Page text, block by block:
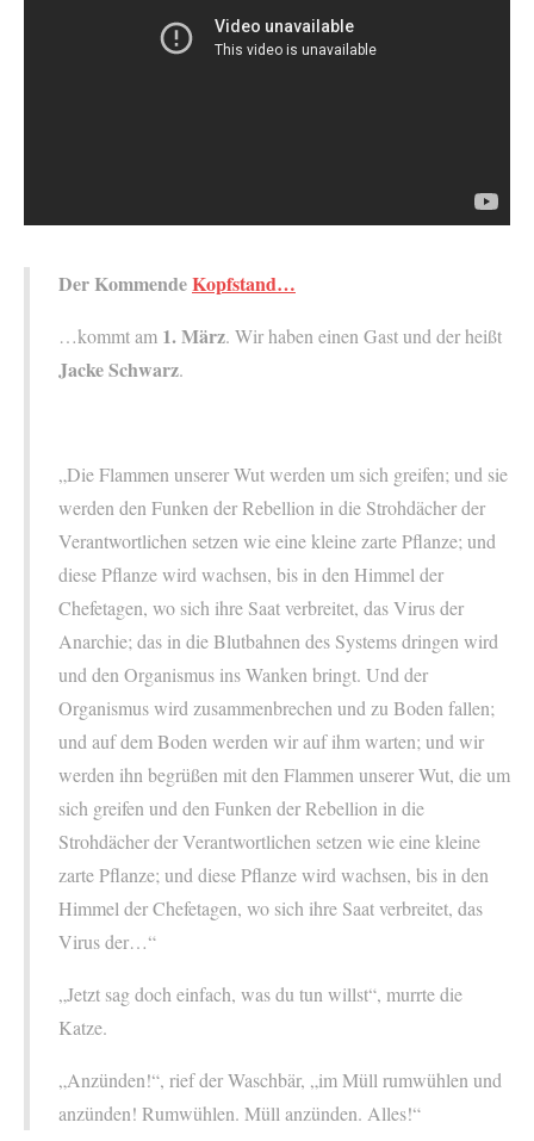
Der KommendeKopfstand…
…kommt am 1. März. Wir haben einen Gast und der heißt
Jacke Schwarz.
„Die Flammen unserer Wut werden um sich greifen; und sie
werden den Funken der Rebellion in die Strohdächer der
Verantwortlichen setzen wie eine kleine zarte Pflanze; und
diese Pflanze wird wachsen, bis in den Himmel der
Chefetagen, wo sich ihre Saat verbreitet, das Virus der
Anarchie; das in die Blutbahnen des Systems dringen wird
und den Organismus ins Wanken bringt. Und der
Organismus wird zusammenbrechen und zu Boden fallen;
und auf dem Boden werden wir auf ihm warten; und wir
werden ihn begrüßen mit den Flammen unserer Wut, die um
sich greifen und den Funken der Rebellion in die
Strohdächer der Verantwortlichen setzen wie eine kleine
zarte Pflanze; und diese Pflanze wird wachsen, bis in den
Himmel der Chefetagen, wo sich ihre Saat verbreitet, das
Virus der…“
„Jetzt sag doch einfach, was du tun willst“, murrte die
Katze.
„Anzünden!“, rief der Waschbär, „im Müll rumwühlen und
anzünden! Rumwühlen. Müll anzünden. Alles!“